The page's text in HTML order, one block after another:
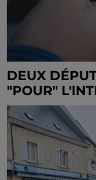
DEUX
"POUR"